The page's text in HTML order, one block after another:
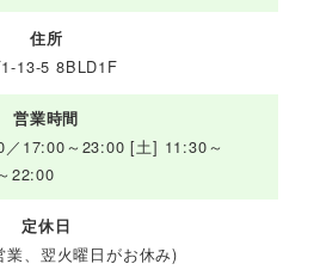
住所
13-5 8BLD1F
営業時間
17:00～23:00 [土] 11:30～
22:00
定休日
業、翌火曜日がお休み)